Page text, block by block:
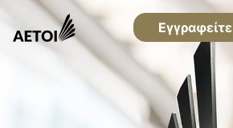
Εγγραφείτε